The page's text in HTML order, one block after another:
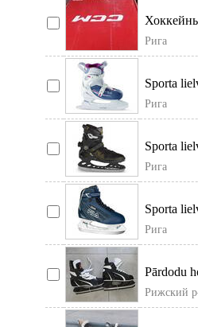
Цена
Рига
Sporta
Рига
Sporta
Рига
Sporta
Рига
Pārdodu
Рижский